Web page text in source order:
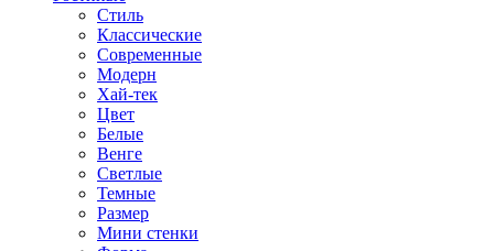
Стиль
Классические
Современные
Модерн
Хай-тек
Цвет
Белые
Венге
Светлые
Темные
Размер
Мини стенки